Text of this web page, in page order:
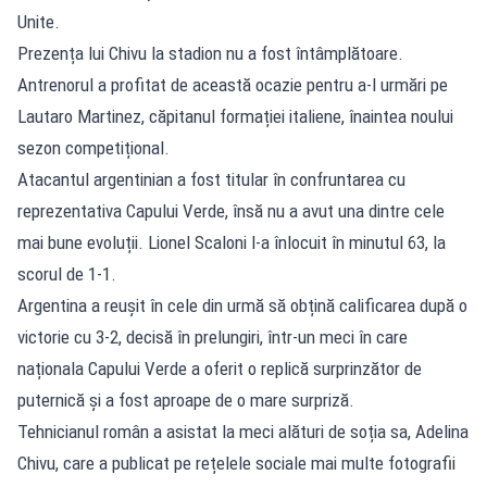
Unite.
Prezența lui Chivu la stadion nu a fost întâmplătoare.
Antrenorul a profitat de această ocazie pentru a-l urmări pe
Lautaro Martinez, căpitanul formației italiene, înaintea noului
sezon competițional.
Atacantul argentinian a fost titular în confruntarea cu
reprezentativa Capului Verde, însă nu a avut una dintre cele
mai bune evoluții. Lionel Scaloni l-a înlocuit în minutul 63, la
scorul de 1-1.
Argentina a reușit în cele din urmă să obțină calificarea după o
victorie cu 3-2, decisă în prelungiri, într-un meci în care
naționala Capului Verde a oferit o replică surprinzător de
puternică și a fost aproape de o mare surpriză.
Tehnicianul român a asistat la meci alături de soția sa, Adelina
Chivu, care a publicat pe rețelele sociale mai multe fotografii